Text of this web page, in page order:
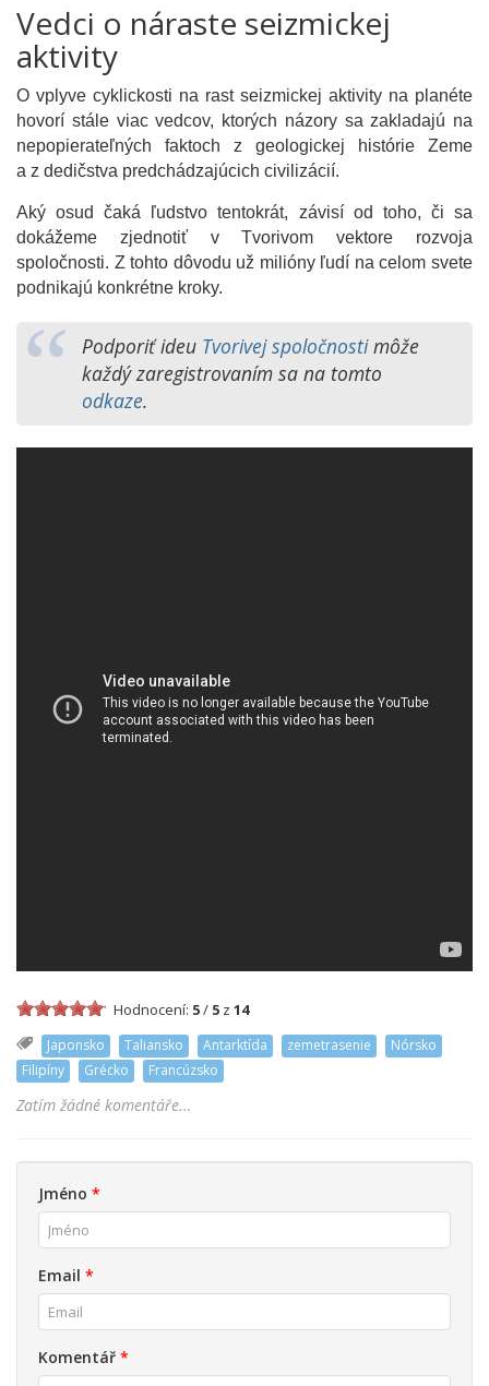
Vedci o náraste seizmickej
aktivity
O vplyve cyklickosti na rast seizmickej aktivity na planéte
hovorí stále viac vedcov, ktorých názory sa zakladajú na
nepopierateľných faktoch z geologickej histórie Zeme
a z dedičstva predchádzajúcich civilizácií.
Aký osud čaká ľudstvo tentokrát, závisí od toho, či sa
dokážeme zjednotiť v Tvorivom vektore rozvoja
spoločnosti. Z tohto dôvodu už milióny ľudí na celom svete
podnikajú konkrétne kroky.
Podporiť ideu Tvorivej spoločnostimôže
každý zaregistrovaním sa na tomto
odkaze.
Hodnocení: 5/ 5 z 14
Japonsko Taliansko Antarktída zemetrasenie
Nórsko
Filipíny
Grécko Francúzsko
Zatím žádné komentáře...
Jméno *
Email *
Komentář *